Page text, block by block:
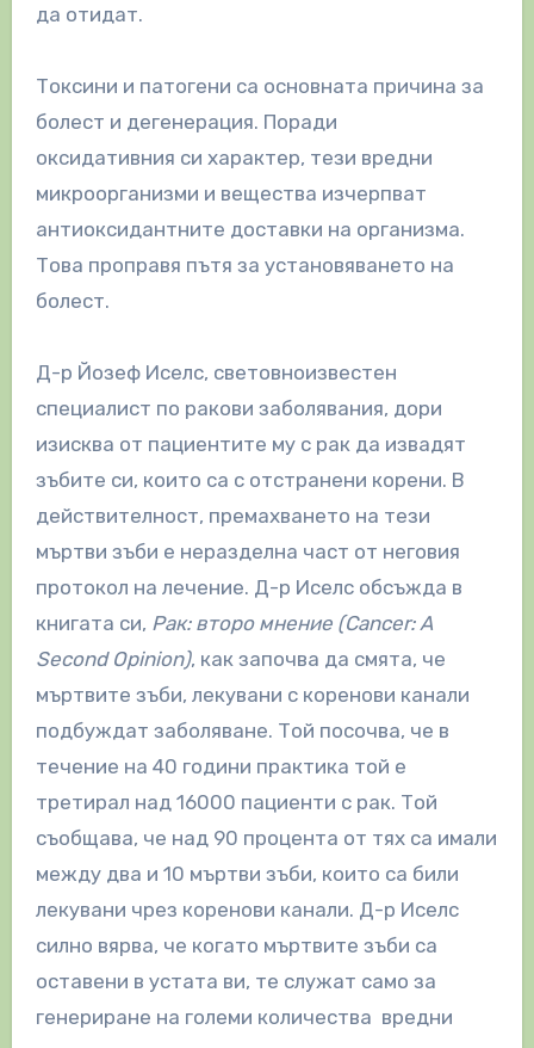
да отидат.
Токсини и патогени са основната причина за
болест и дегенерация. Поради
оксидативния си характер, тези вредни
микроорганизми и вещества изчерпват
антиоксидантните доставки на организма.
Това проправя пътя за установяването на
болест.
Д-р Йозеф Иселс, световноизвестен
специалист по ракови заболявания, дори
изисква от пациентите му с рак да извадят
зъбите си, които са с отстранени корени. В
действителност, премахването на тези
мъртви зъби е неразделна част от неговия
протокол на лечение. Д-р Иселс обсъжда в
книгата си, Рак: второ мнение (Cancer: A
Second Opinion), как започва да смята, че
мъртвите зъби, лекувани с коренови канали
подбуждат заболяване. Той посочва, че в
течение на 40 години практика той е
третирал над 16000 пациенти с рак. Той
съобщава, че над 90 процента от тях са имали
между два и 10 мъртви зъби, които са били
лекувани чрез коренови канали. Д-р Иселс
силно вярва, че когато мъртвите зъби са
оставени в устата ви, те служат само за
генериране на големи количества вредни